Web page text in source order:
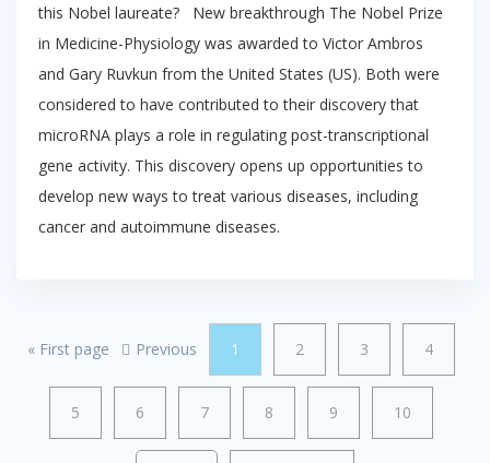
this Nobel laureate? New breakthrough The Nobel Prize
in Medicine-Physiology was awarded to Victor Ambros
and Gary Ruvkun from the United States (US). Both were
considered to have contributed to their discovery that
microRNA plays a role in regulating post-transcriptional
gene activity. This discovery opens up opportunities to
develop new ways to treat various diseases, including
cancer and autoimmune diseases.
« First page Previous 1 2 3 4
5 6 7 8 9 10